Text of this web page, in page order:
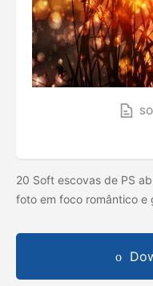
20 Soft escovas de PS
foto em foco romântico e